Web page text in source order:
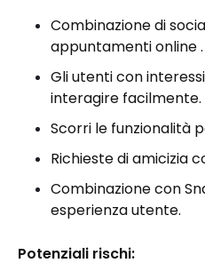
Combinazione di
appuntamenti online .
Gli utenti con
interagire facilmente.
Scorri le funzionalità
Richieste di amicizia
Combinazione con
esperienza utente.
Potenziali rischi: